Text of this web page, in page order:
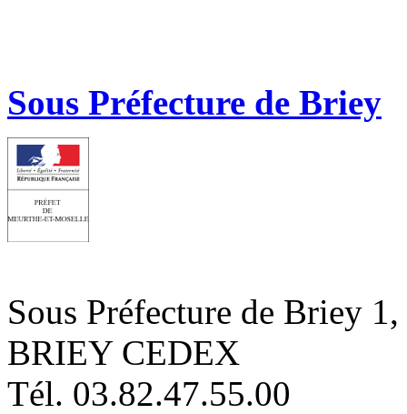
Sous Préfecture de Briey
Sous Préfecture de Briey
BRIEY CEDEX
Tél. 03.82.47.55.00